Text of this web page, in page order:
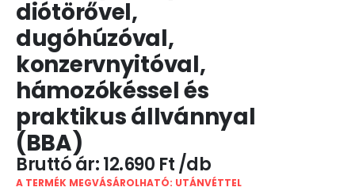
diótörővel,
dugóhúzóval,
konzervnyitóval,
hámozókéssel és
praktikus állvánnyal
(BBA)
12.690 Ft
A TERMÉK MEGVÁSÁROLHATÓ: UTÁNVÉTTEL